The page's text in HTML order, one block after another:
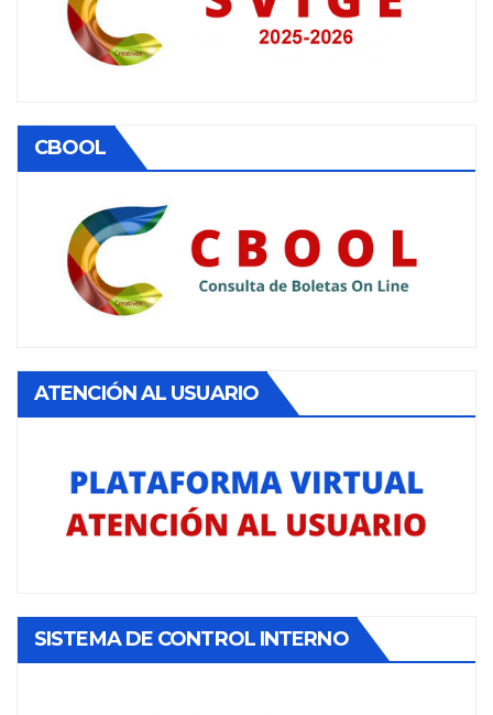
CBOOL
ATENCIÓN AL USUARIO
SISTEMA DE CONTROL INTERNO